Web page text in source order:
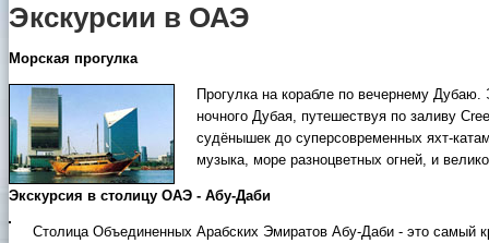
Экcкуpcии в ОАЭ
Морская прогулка
Прогулка на корабле по вечернему
ночного Дубая, путешествуя по заливу
судёнышек до суперсовременных яхт-
музыка, море разноцветных огней, и
Экскурсия в столицу ОАЭ - Абу-Даби
Столица Объединенных Арабских Эмиратов Абу-Даби - это самый